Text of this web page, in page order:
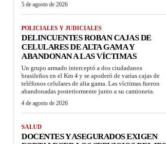
5 de agosto de 2026
POLICIALES Y JUDICIALES
DELINCUENTES ROBAN CAJAS DE
CELULARES DE ALTA GAMA Y
ABANDONAN A LAS VÍCTIMAS
Un grupo armado interceptó a dos ciudadanos
brasileños en el Km 4 y se apoderó de varias cajas de
teléfonos celulares de alta gama. Las víctimas fueron
abandonadas posteriormente junto a su camioneta.
4 de agosto de 2026
SALUD
DOCENTES Y ASEGURADOS EXIGEN